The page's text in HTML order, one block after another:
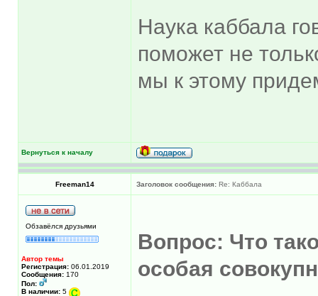
Наука каббала
поможет не
мы к этому
Вернуться к началу
Freeman14 Заголовок сообщения: Re: Каббала
Обзавёлся друзьями
Автор темы
Регистрация: 06.01.2019
Сообщения: 170
Пол:
В наличии: 5
Вопрос: Что
особая